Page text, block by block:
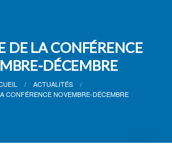
DE LA CONFÉRENCE
DÉCEMBRE
ACTUALITÉS
CONFÉRENCE NOVEMBRE-DÉCEMBRE